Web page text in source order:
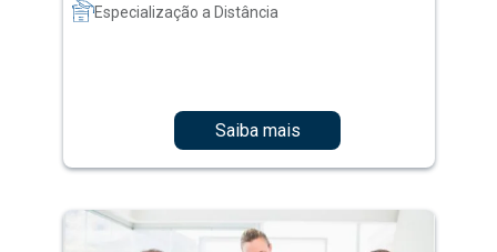
Especialização a Distância
Saiba mais